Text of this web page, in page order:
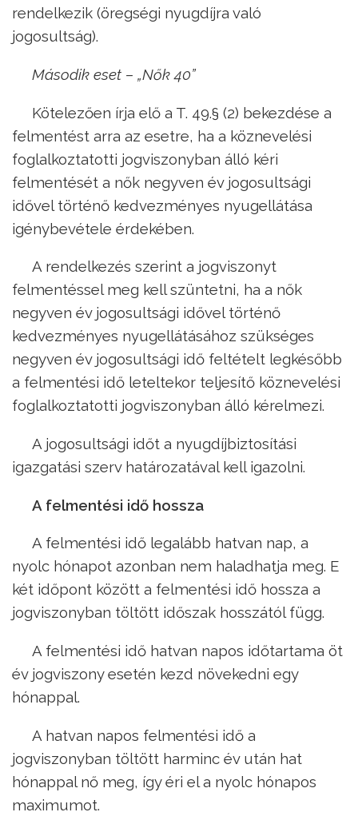
rendelkezik (öregségi nyugdíjra való
jogosultság).
Második eset – „Nők 40”
Kötelezően írja elő a T. 49.§ (2) bekezdése a
felmentést arra az esetre, ha a köznevelési
foglalkoztatotti jogviszonyban álló kéri
felmentését a nők negyven év jogosultsági
idővel történő kedvezményes nyugellátása
igénybevétele érdekében.
A rendelkezés szerint a jogviszonyt
felmentéssel meg kell szüntetni, ha a nők
negyven év jogosultsági idővel történő
kedvezményes nyugellátásához szükséges
negyven év jogosultsági idő feltételt legkésőbb
a felmentési idő leteltekor teljesítő köznevelési
foglalkoztatotti jogviszonyban álló kérelmezi.
A jogosultsági időt a nyugdíjbiztosítási
igazgatási szerv határozatával kell igazolni.
A felmentési idő hossza
A felmentési idő legalább hatvan nap, a
nyolc hónapot azonban nem haladhatja meg. E
két időpont között a felmentési idő hossza a
jogviszonyban töltött időszak hosszától függ.
A felmentési idő hatvan napos időtartama öt
év jogviszony esetén kezd növekedni egy
hónappal.
A hatvan napos felmentési idő a
jogviszonyban töltött harminc év után hat
hónappal nő meg, így éri el a nyolc hónapos
maximumot.